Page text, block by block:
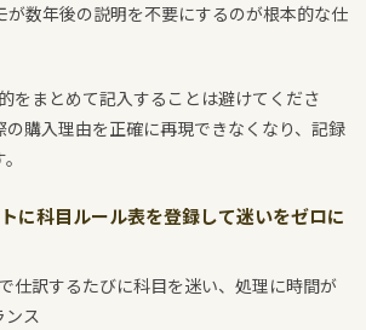
が数年後の説明を不要にするのが根本的な仕
をまとめて記入することは避けてくださ
購入理由を正確に再現できなくなり、記録
に科目ルール表を登録して迷いをゼロに
仕訳するたびに科目を迷い、処理に時間が
ンス